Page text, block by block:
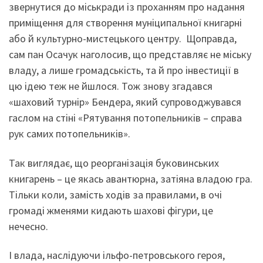
звернутися до міськради із проханням про надання
приміщення для створення муніципальної книгарні
або й культурно-мистецького центру. Щоправда,
сам пан Осачук наголосив, що представляє не міську
владу, а лише громадськість, та й про інвестиції в
цю ідею теж не йшлося. Тож знову згадався
«шаховий турнір» Бендера, який супроводжувався
гаслом на стіні «Рятування потопельників – справа
рук самих потопельників».
Так виглядає, що реорганізація буковинських
книгарень – це якась авантюрна, затіяна владою гра.
Тільки коли, замість ходів за правилами, в очі
громаді жменями кидають шахові фігури, це
нечесно.
І влада, наслідуючи ільфо-петровського героя,